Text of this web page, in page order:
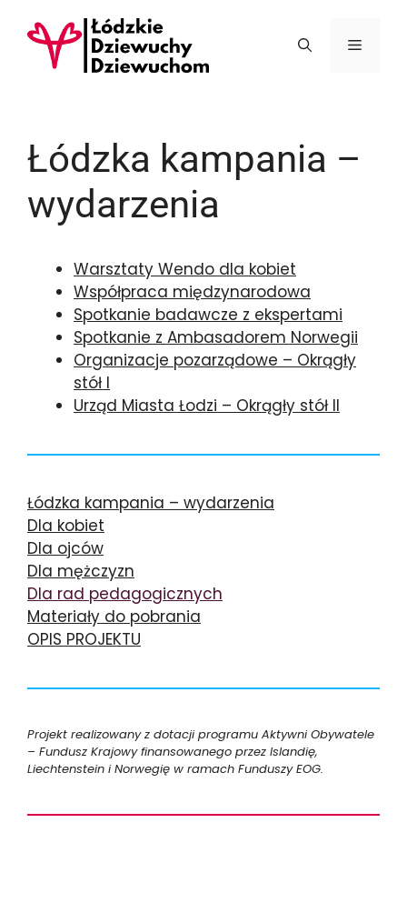
Menu
Łódzka kampania –
wydarzenia
Warsztaty Wendo dla kobiet
Współpraca międzynarodowa
Spotkanie badawcze z ekspertami
Spotkanie z Ambasadorem Norwegii
Organizacje pozarządowe – Okrągły
stół I
Urząd Miasta Łodzi – Okrągły stół II
Łódzka kampania – wydarzenia
Dla kobiet
Dla ojców
Dla mężczyzn
Dla rad pedagogicznych
Materiały do pobrania
OPIS PROJEKTU
Projekt realizowany z dotacji programu Aktywni Obywatele
– Fundusz Krajowy finansowanego przez Islandię,
Liechtenstein i Norwegię w ramach Funduszy EOG.